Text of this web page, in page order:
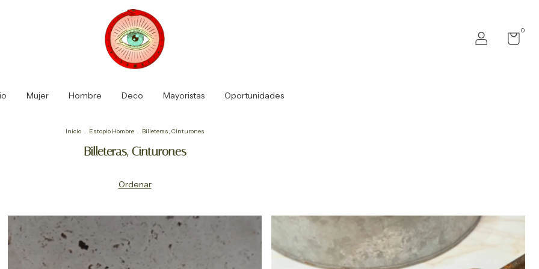
0
Mujer Hombre Deco Mayoristas Oportunidades
Inicio . Estopio Hombre . Billeteras, Cinturones
Billeteras, Cinturones
Ordenar